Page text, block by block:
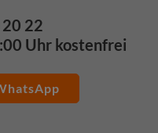
22
Uhr kostenfrei